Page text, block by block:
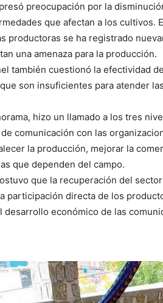
preocupación por la
que afectan a los cultivos.
productoras se ha registrado
una amenaza para la producción.
también cuestionó la efectividad
son insuficientes para atender
hizo un llamado a los tres
comunicación con las
la producción, mejorar la
que dependen del campo.
que la recuperación del
participación directa de los
desarrollo económico de las